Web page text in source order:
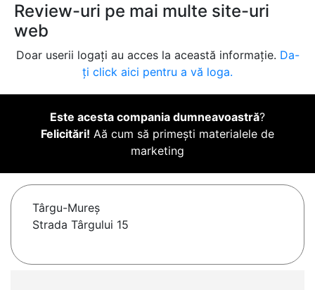
Review-uri pe mai multe site-uri
web
Doar userii logați au acces la această informație. Da-
ți click aici pentru a vă loga.
Este acesta compania dumneavoastră?
Felicitări! Aă cum să primești materialele de
marketing
Târgu-Mureş
Strada Târgului 15